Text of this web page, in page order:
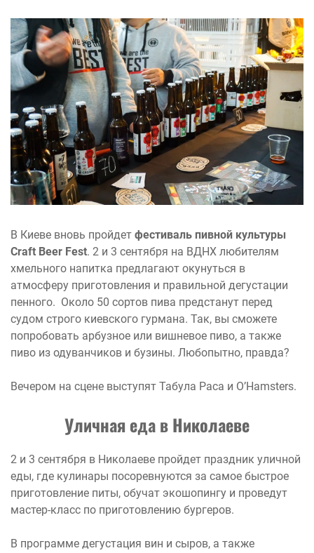
В Киеве вновь пройдет фестиваль пивной культуры
Craft Beer Fest. 2 и 3 сентября на ВДНХ любителям
хмельного напитка предлагают окунуться в
атмосферу приготовления и правильной дегустации
пенного. Около 50 сортов пива предстанут перед
судом строго киевского гурмана. Так, вы сможете
попробовать арбузное или вишневое пиво, а также
пиво из одуванчиков и бузины. Любопытно, правда?
Вечером на сцене выступят Табула Раса и O’Hamsters.
Уличная еда в Николаеве
2 и 3 сентября в Николаеве пройдет праздник уличной
еды, где кулинары посоревнуются за самое быстрое
приготовление питы, обучат экошопингу и проведут
мастер-класс по приготовлению бургеров.
В программе дегустация вин и сыров, а также